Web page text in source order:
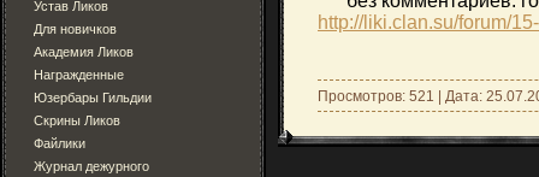
Устав Ликов
Для новичков
Академия Ликов
Награжденные
Юзербары Гильдии
Скрины Ликов
Файлики
Журнал дежурного
http://liki.clan.su/forum/
Просмотров: 521 | Дата: